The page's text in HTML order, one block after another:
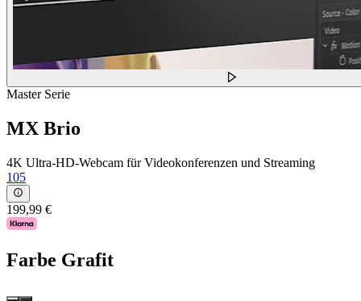
Master Serie
MX Brio
4K Ultra-HD-Webcam für Videokonferenzen und Streaming
105
199,99 €
Farbe Grafit